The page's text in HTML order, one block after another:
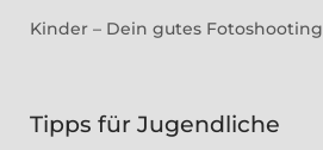
Kinder – Dein gutes Fotoshooting
Tipps für Jugendliche